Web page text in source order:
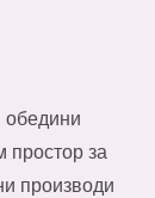
обедини
простор за
производи